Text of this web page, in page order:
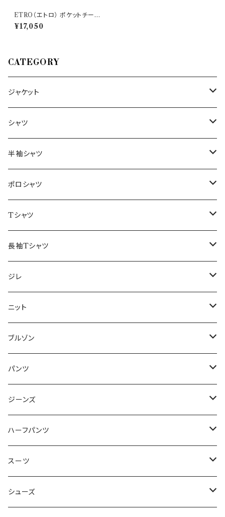
ETRO（エトロ） ポケットチーフ
1T199/5063 31882
¥17,050
CATEGORY
ジャケット
～44/S
46/M
48/L
50/XL～
シャツ
～44/S
46/M
48/L
50/XL～
半袖シャツ
～44/S
46/M
48/L
50/XL～
ポロシャツ
～44/S
46/M
48/L
50/XL～
Tシャツ
～44/S
46/M
48/L
50/XL～
長袖Tシャツ
～44/S
46/M
48/L
50/XL～
ジレ
～44/S
46/M
48/L
50/XL～
ニット
～44/S
46/M
48/L
50/XL～
ブルゾン
～44/S
46/M
48/L
50/XL～
パンツ
～44/S
46/M
48/L
50/XL～
ジーンズ
～44/S
46/M
48/L
ハーフパンツ
～44/S
46/M
スーツ
～44/S
シューズ